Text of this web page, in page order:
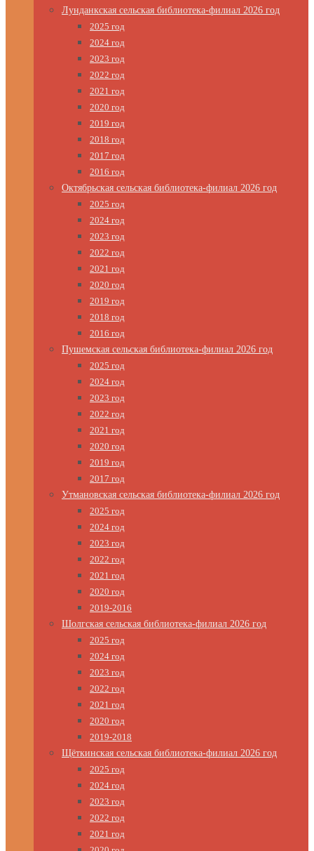
Лунданкская сельская библиотека-филиал 2026 год
2025 год
2024 год
2023 год
2022 год
2021 год
2020 год
2019 год
2018 год
2017 год
2016 год
Октябрьская сельская библиотека-филиал 2026 год
2025 год
2024 год
2023 год
2022 год
2021 год
2020 год
2019 год
2018 год
2016 год
Пушемская сельская библиотека-филиал 2026 год
2025 год
2024 год
2023 год
2022 год
2021 год
2020 год
2019 год
2017 год
Утмановская сельская библиотека-филиал 2026 год
2025 год
2024 год
2023 год
2022 год
2021 год
2020 год
2019-2016
Шолгская сельская библиотека-филиал 2026 год
2025 год
2024 год
2023 год
2022 год
2021 год
2020 год
2019-2018
Щёткинская сельская библиотека-филиал 2026 год
2025 год
2024 год
2023 год
2022 год
2021 год